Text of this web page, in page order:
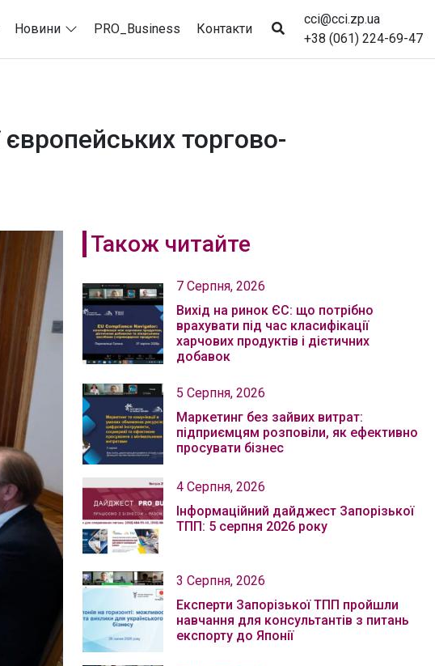
Новини PRO_Business Контакти
cci@cci.zp.ua
+38 (061) 224-69-47
європейських торгово-
Також читайте
7 Серпня, 2026
Вихід на ринок ЄС: що потрібно
врахувати під час класифікації
харчових продуктів і дієтичних
добавок
5 Серпня, 2026
Маркетинг без зайвих витрат:
підприємцям розповіли, як ефективно
просувати бізнес
4 Серпня, 2026
Інформаційний дайджест Запорізької
ТПП: 5 серпня 2026 року
3 Серпня, 2026
Експерти Запорізької ТПП пройшли
навчання для консультантів з питань
експорту до Японії